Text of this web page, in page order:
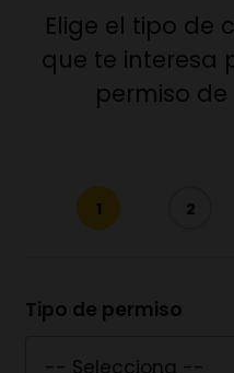
Elige el tipo de
que te interesa
permiso
1 2
Tipo de permiso